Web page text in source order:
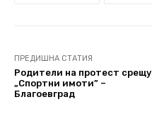
ПРЕДИШНА СТАТИЯ
Родители на протест срещу
„Спортни имоти” –
Благоевград